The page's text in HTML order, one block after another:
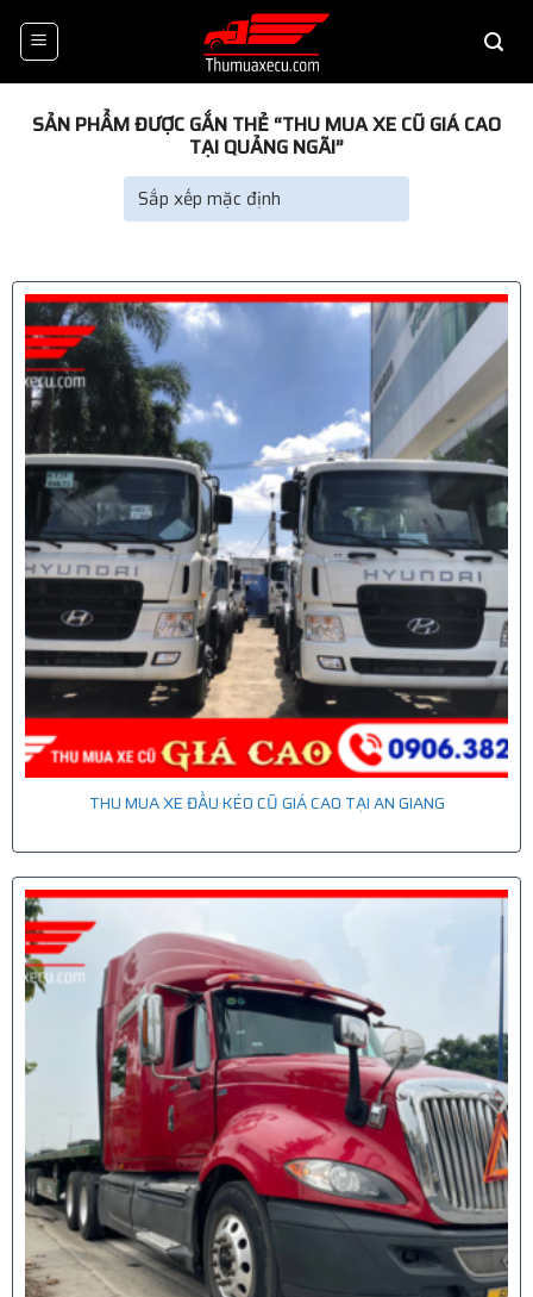
SẢN PHẨM ĐƯỢC GẮN THẺ “THU MUA XE CŨ GIÁ CAO
TẠI QUẢNG NGÃI”
THU MUA XE ĐẦU KÉO CŨ GIÁ CAO TẠI AN GIANG